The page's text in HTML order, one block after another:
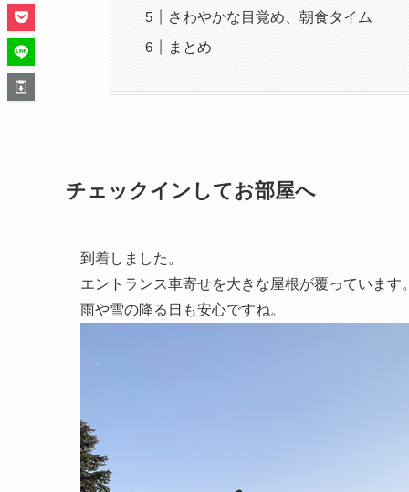
さわやかな目覚め、朝食タイム
まとめ
チェックインしてお部屋へ
到着しました。
エントランス車寄せを大きな屋根が覆っています
雨や雪の降る日も安心ですね。